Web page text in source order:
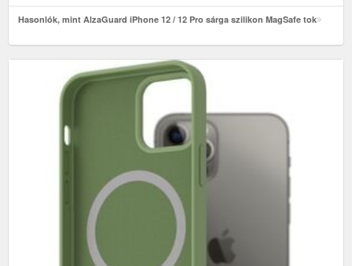
Hasonlók, mint AlzaGuard iPhone 12 / 12 Pro sárga szilikon MagSafe tok